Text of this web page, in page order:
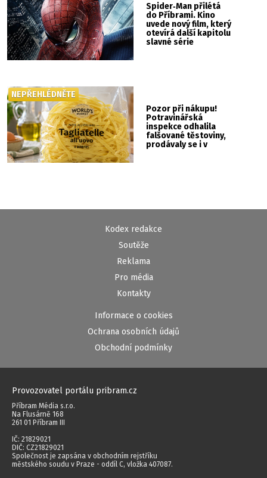
Spider‑Man přilétá
do Příbrami. Kino
uvede nový film, který
otevírá další kapitolu
slavné série
Pozor při nákupu!
Potravinářská
inspekce odhalila
falšované těstoviny,
prodávaly se i v
NEPŘEHLÉDNĚTE
Kodex redakce
Soutěže
Reklama
Pro média
Kontakty
Informace o cookies
Ochrana osobních údajů
Obchodní podmínky
Provozovatel portálu pribram.cz
Příbram Média s.r.o.
Na Flusárně 168
261 01 Příbram III
IČ: 21829021
DIČ: CZ21829021
Společnost je zapsána v obchodním rejstříku
městského soudu v Praze - oddíl C, vložka 407087.